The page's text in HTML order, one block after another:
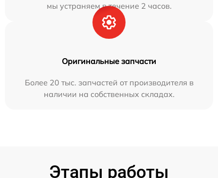
мы устраняем в течение 2 часов.
Оригинальные запчасти
Более 20 тыс. запчастей от производителя в
наличии на собственных складах.
Этапы работы